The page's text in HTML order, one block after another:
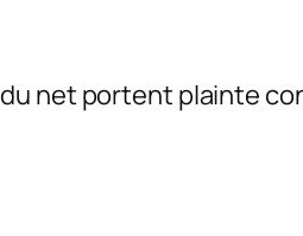
net portent plainte